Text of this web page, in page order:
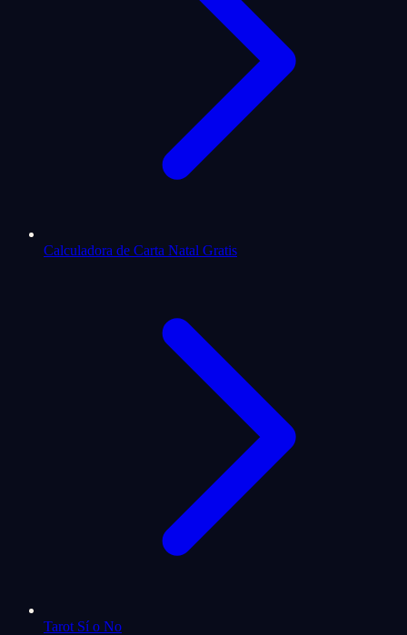
Calculadora de Carta Natal Gratis
Tarot Sí o No